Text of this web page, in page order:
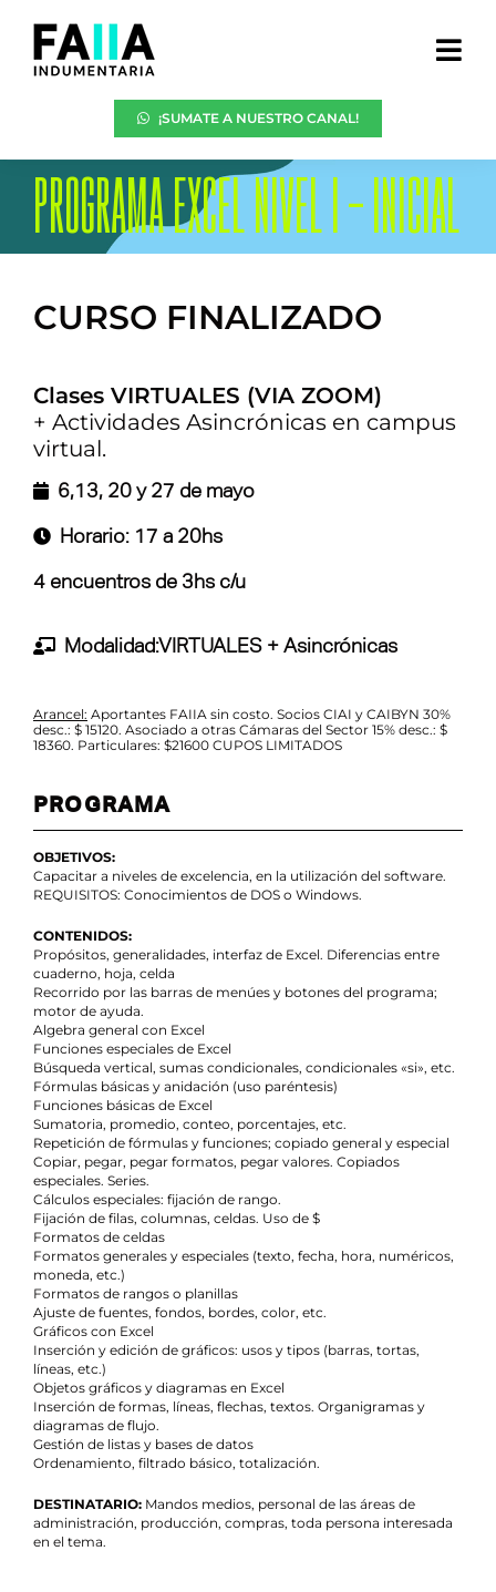
content
FAIIA INSTITUCIONAL
EMITÍ TU BOLETA
CONVENIOS LABORALES
PROGRAMA CRECER
CAMPUS VIRTUAL
¡SUMATE A NUESTRO CANAL!
PROGRAMA EXCEL NIVEL I – INICIAL
CURSO FINALIZADO
Clases VIRTUALES (VIA ZOOM)
+ Actividades Asincrónicas en campus
virtual.
6,13, 20 y 27 de mayo
Horario: 17 a 20hs
4 encuentros de 3hs c/u
Modalidad:VIRTUALES + Asincrónicas
Arancel: Aportantes FAIIA sin costo. Socios CIAI y CAIBYN 30%
desc.: $ 15120. Asociado a otras Cámaras del Sector 15% desc.: $
18360. Particulares: $21600 CUPOS LIMITADOS
PROGRAMA
OBJETIVOS:
Capacitar a niveles de excelencia, en la utilización del software.
REQUISITOS: Conocimientos de DOS o Windows.
CONTENIDOS:
Propósitos, generalidades, interfaz de Excel. Diferencias entre
cuaderno, hoja, celda
Recorrido por las barras de menúes y botones del programa;
motor de ayuda.
Algebra general con Excel
Funciones especiales de Excel
Búsqueda vertical, sumas condicionales, condicionales «si», etc.
Fórmulas básicas y anidación (uso paréntesis)
Funciones básicas de Excel
Sumatoria, promedio, conteo, porcentajes, etc.
Repetición de fórmulas y funciones; copiado general y especial
Copiar, pegar, pegar formatos, pegar valores. Copiados
especiales. Series.
Cálculos especiales: fijación de rango.
Fijación de filas, columnas, celdas. Uso de $
Formatos de celdas
Formatos generales y especiales (texto, fecha, hora, numéricos,
moneda, etc.)
Formatos de rangos o planillas
Ajuste de fuentes, fondos, bordes, color, etc.
Gráficos con Excel
Inserción y edición de gráficos: usos y tipos (barras, tortas,
líneas, etc.)
Objetos gráficos y diagramas en Excel
Inserción de formas, líneas, flechas, textos. Organigramas y
diagramas de flujo.
Gestión de listas y bases de datos
Ordenamiento, filtrado básico, totalización.
DESTINATARIO:Mandos medios, personal de las áreas de
administración, producción, compras, toda persona interesada
en el tema.